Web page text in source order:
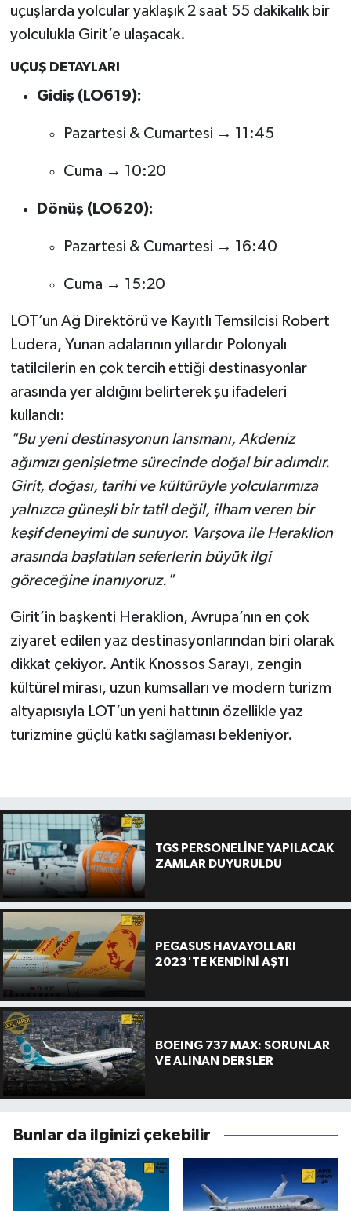
uçuşlarda yolcular yaklaşık 2 saat 55 dakikalık bir
yolculukla Girit’e ulaşacak.
UÇUŞ DETAYLARI
Gidiş (LO619):
Pazartesi & Cumartesi → 11:45
Cuma → 10:20
Dönüş (LO620):
Pazartesi & Cumartesi → 16:40
Cuma → 15:20
LOT’un Ağ Direktörü ve Kayıtlı Temsilcisi Robert
Ludera, Yunan adalarının yıllardır Polonyalı
tatilcilerin en çok tercih ettiği destinasyonlar
arasında yer aldığını belirterek şu ifadeleri
kullandı:
"Bu yeni destinasyonun lansmanı, Akdeniz
ağımızı genişletme sürecinde doğal bir adımdır.
Girit, doğası, tarihi ve kültürüyle yolcularımıza
yalnızca güneşli bir tatil değil, ilham veren bir
keşif deneyimi de sunuyor. Varşova ile Heraklion
arasında başlatılan seferlerin büyük ilgi
göreceğine inanıyoruz."
Girit’in başkenti Heraklion, Avrupa’nın en çok
ziyaret edilen yaz destinasyonlarından biri olarak
dikkat çekiyor. Antik Knossos Sarayı, zengin
kültürel mirası, uzun kumsalları ve modern turizm
altyapısıyla LOT’un yeni hattının özellikle yaz
turizmine güçlü katkı sağlaması bekleniyor.
TGS PERSONELİNE YAPILACAK
ZAMLAR DUYURULDU
PEGASUS HAVAYOLLARI
2023'TE KENDİNİ AŞTI
BOEING 737 MAX: SORUNLAR
VE ALINAN DERSLER
Bunlar da ilginizi çekebilir